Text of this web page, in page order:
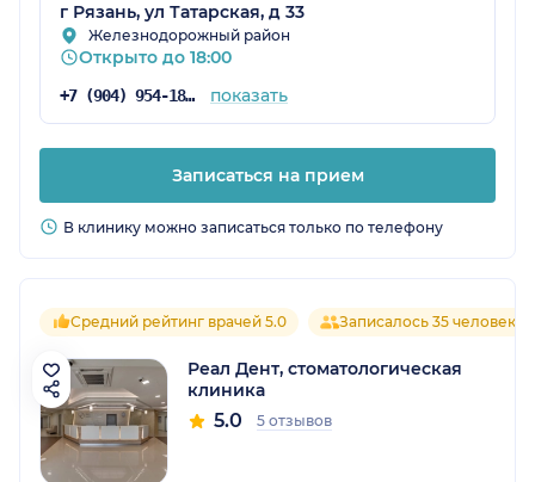
г Рязань, ул Татарская, д 33
Железнодорожный район
Открыто до 18:00
+7 (904) 954-18-93 показать
Записаться на прием
В клинику можно записаться только по телефону
Средний рейтинг врачей 5.0 Записалось 35 человек
Реал Дент, стоматологическая
клиника
5.0 5 отзывов